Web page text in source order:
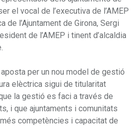
el vocal de l’executiva de l’AMEP
de l’Ajuntament de Girona, Sergi
de l’AMEP i tinent d’alcaldia
per un nou model de gestió
elèctrica sigui de titularitat
la gestió es faci a través de
i que ajuntaments i comunitats
competències i capacitat de